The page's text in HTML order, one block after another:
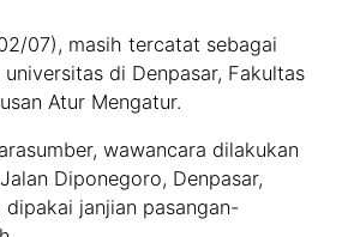
07), masih tercatat sebagai
di Denpasar, Fakultas
Atur Mengatur.
wawancara dilakukan
Diponegoro, Denpasar,
janjian pasangan-